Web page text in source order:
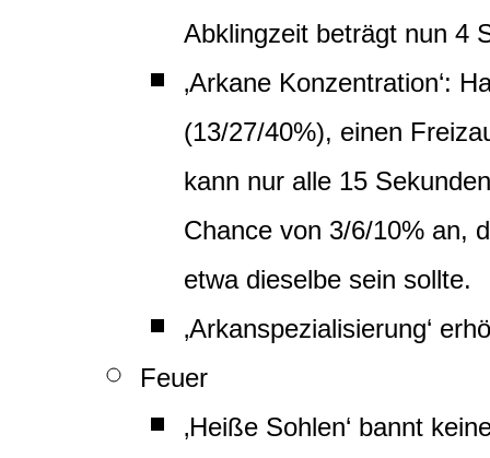
Abklingzeit beträgt nun 4
‚Arkane Konzentration‘:
(13/27/40%), einen
kann nur alle 15
Chance von 3/6/10% an,
etwa dieselbe sein sollte.
‚Arkanspezialisierung‘
Feuer
‚Heiße Sohlen‘ bannt